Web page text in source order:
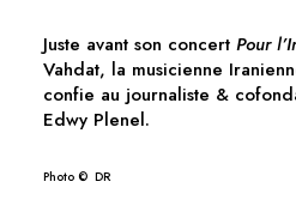
Juste avant son concert Pour
Vahdat, la musicienne
confie au journaliste &
Edwy Plenel.
Photo © DR